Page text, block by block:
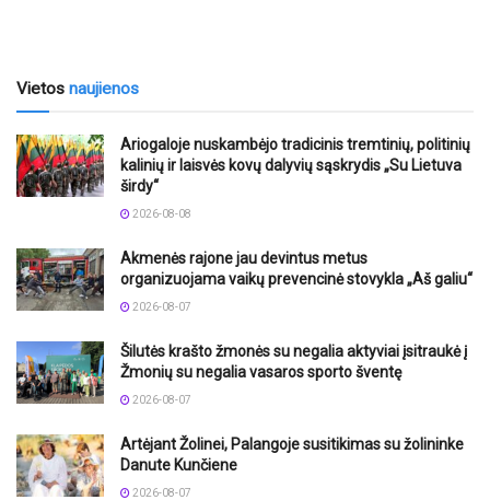
Vietos naujienos
Ariogaloje nuskambėjo tradicinis tremtinių, politinių
kalinių ir laisvės kovų dalyvių sąskrydis „Su Lietuva
širdy“
2026-08-08
Akmenės rajone jau devintus metus
organizuojama vaikų prevencinė stovykla „Aš galiu“
2026-08-07
Šilutės krašto žmonės su negalia aktyviai įsitraukė į
Žmonių su negalia vasaros sporto šventę
2026-08-07
Artėjant Žolinei, Palangoje susitikimas su žolininke
Danute Kunčiene
2026-08-07